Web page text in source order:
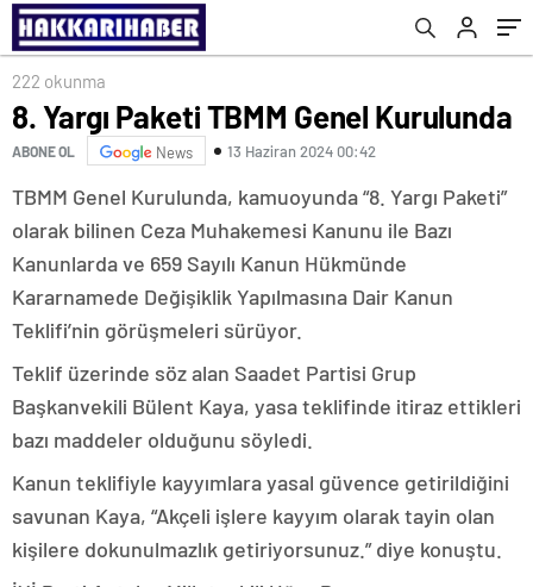
222 okunma
8. Yargı Paketi TBMM Genel Kurulunda
ABONE OL News 13 Haziran 2024 00:42
TBMM Genel Kurulunda, kamuoyunda “8. Yargı Paketi”
olarak bilinen Ceza Muhakemesi Kanunu ile Bazı
Kanunlarda ve 659 Sayılı Kanun Hükmünde
Kararnamede Değişiklik Yapılmasına Dair Kanun
Teklifi’nin görüşmeleri sürüyor.
Teklif üzerinde söz alan Saadet Partisi Grup
Başkanvekili Bülent Kaya, yasa teklifinde itiraz ettikleri
bazı maddeler olduğunu söyledi.
Kanun teklifiyle kayyımlara yasal güvence getirildiğini
savunan Kaya, “Akçeli işlere kayyım olarak tayin olan
kişilere dokunulmazlık getiriyorsunuz.” diye konuştu.